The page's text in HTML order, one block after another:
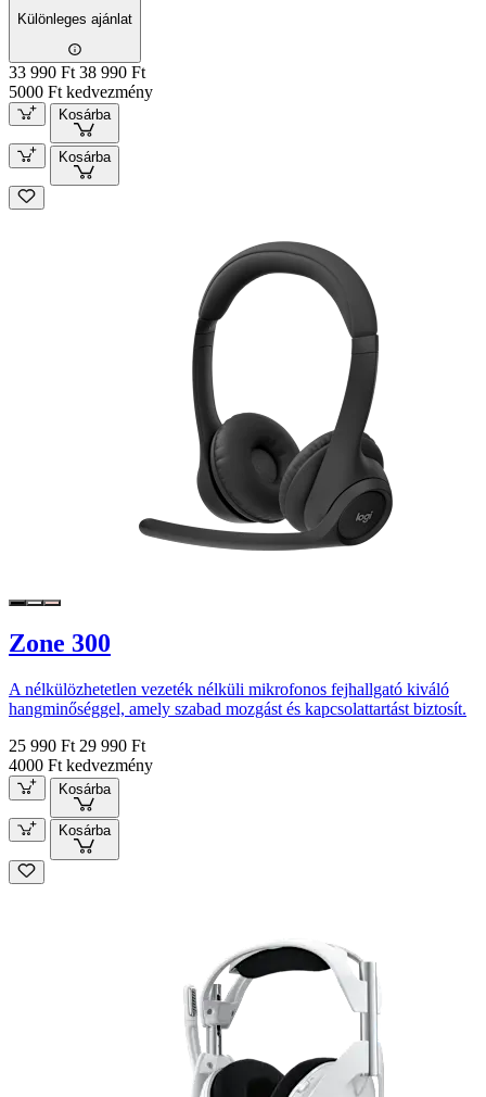
Különleges ajánlat
33 990 Ft 38 990 Ft
5000 Ft kedvezmény
Kosárba
Kosárba
Zone 300
A nélkülözhetetlen vezeték nélküli mikrofonos fejhallgató kiváló
hangminőséggel, amely szabad mozgást és kapcsolattartást biztosít.
25 990 Ft 29 990 Ft
4000 Ft kedvezmény
Kosárba
Kosárba